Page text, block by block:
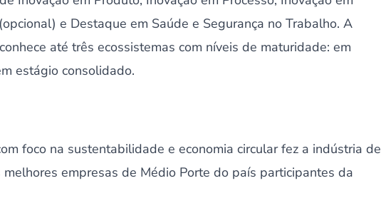
e Destaque em Saúde e Segurança no Trabalho. A
até três ecossistemas com níveis de maturidade: em
estágio consolidado.
foco na sustentabilidade e economia circular fez a indústria de
empresas de Médio Porte do país participantes da